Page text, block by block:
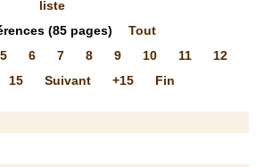
liste
(85 pages)
Tout
5 6 7 8 9 10 11
12
15 Suivant +15 Fin